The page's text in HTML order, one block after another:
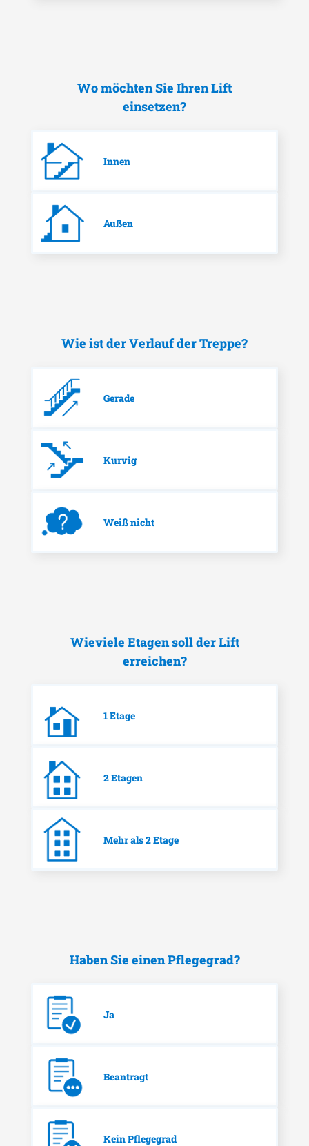
Wo möchten Sie Ihren Lift
einsetzen?
Innen
Außen
Wie ist der Verlauf der Treppe?
Gerade
Kurvig
Weiß nicht
Wieviele Etagen soll der Lift
erreichen?
1 Etage
2 Etagen
Mehr als 2 Etage
Haben Sie einen Pflegegrad?
Ja
Beantragt
Kein Pflegegrad